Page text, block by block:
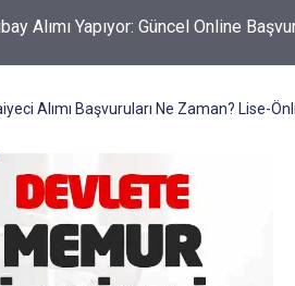
Alımı Yapıyor: Güncel Online
Alımı Başvuruları Ne Zaman? Lise-